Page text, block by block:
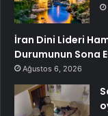
İran Dini Lideri
Durumunun Sona
Ağustos 6, 2026